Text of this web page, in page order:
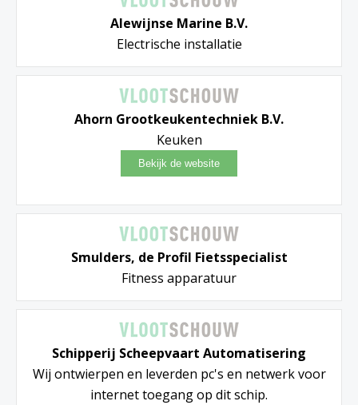
Alewijnse Marine B.V.
Electrische installatie
Ahorn Grootkeukentechniek B.V.
Keuken
Smulders, de Profil Fietsspecialist
Fitness apparatuur
Schipperij Scheepvaart Automatisering
Wij ontwierpen en leverden pc's en netwerk voor
internet toegang op dit schip.